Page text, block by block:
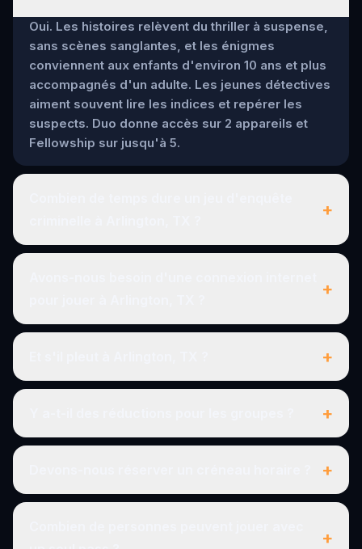
Oui. Les histoires relèvent du thriller à suspense,
sans scènes sanglantes, et les énigmes
conviennent aux enfants d'environ 10 ans et plus
accompagnés d'un adulte. Les jeunes détectives
aiment souvent lire les indices et repérer les
suspects. Duo donne accès sur 2 appareils et
Fellowship sur jusqu'à 5.
+
+
+
+
+
+